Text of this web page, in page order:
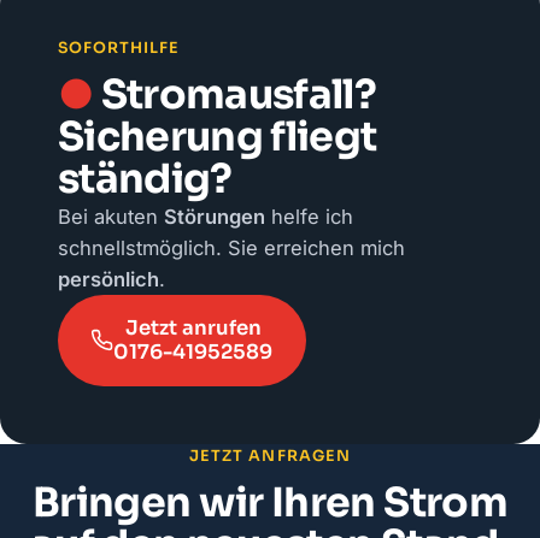
SOFORTHILFE
● Stromausfall?
Sicherung fliegt
ständig?
Bei akuten Störungen helfe ich
schnellstmöglich. Sie erreichen mich
persönlich.
Jetzt anrufen
0176-41952589
JETZT ANFRAGEN
Bringen wir Ihren Strom